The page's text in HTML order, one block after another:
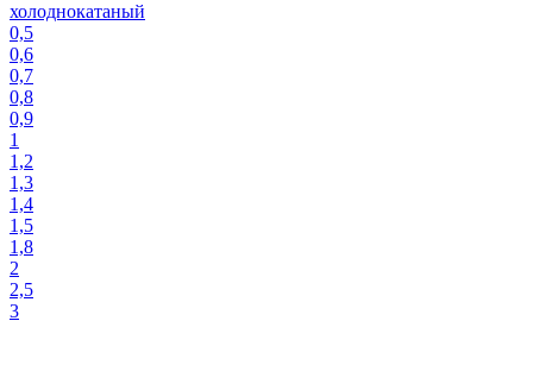
холоднокатаный
0,5
0,6
0,7
0,8
0,9
1
1,2
1,3
1,4
1,5
1,8
2
2,5
3